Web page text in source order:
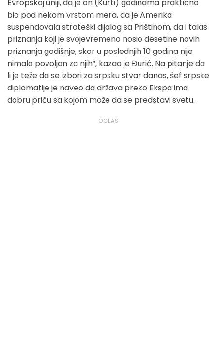
Evropskoj uniji, da je on (Kurti) godinama praktično
bio pod nekom vrstom mera, da je Amerika
suspendovala strateški dijalog sa Prištinom, da i talas
priznanja koji je svojevremeno nosio desetine novih
priznanja godišnje, skor u poslednjih 10 godina nije
nimalo povoljan za njih“, kazao je Đurić. Na pitanje da
li je teže da se izbori za srpsku stvar danas, šef srpske
diplomatije je naveo da država preko Ekspa ima
dobru priču sa kojom može da se predstavi svetu.